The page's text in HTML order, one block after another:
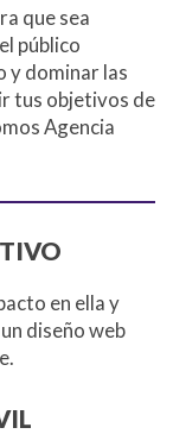
que sea
público
y dominar las
tus objetivos de
Agencia
en ella y
diseño web